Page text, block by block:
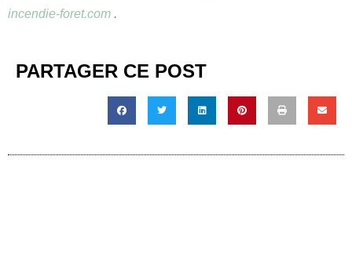
incendie-foret.com .
PARTAGER CE POST